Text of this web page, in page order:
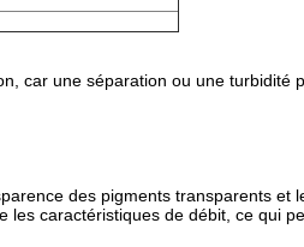
car une séparation ou une turbidité
des pigments transparents et
les caractéristiques de débit, ce qui